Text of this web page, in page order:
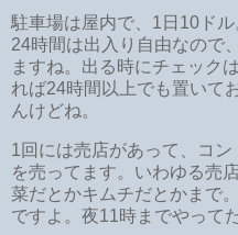
駐車場は屋内で、1日10ド
24時間は出入り自由なので
ますね。出る時にチェック
れば24時間以上でも置いて
んけどね。
1回には売店があって、コ
を売ってます。いわゆる売
菜だとかキムチだとかまで
ですよ。夜11時までやって